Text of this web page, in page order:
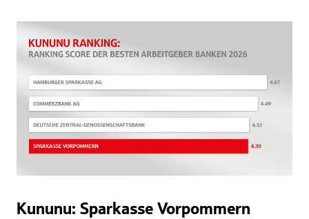
Kununu: Sparkasse Vorpommern